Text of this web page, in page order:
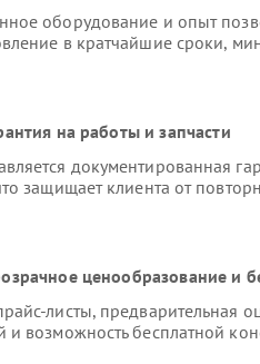
оборудование и опыт
в кратчайшие сроки,
на работы и запчасти
документированная
защищает клиента от
ценообразование и
листы, предварительная
и возможность бесплатной